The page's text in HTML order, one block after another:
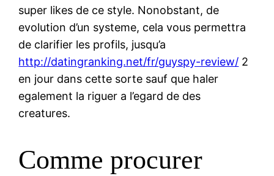
super likes de ce style. Nonobstant, de
evolution d’un systeme, cela vous permettra
de clarifier les profils, jusqu’a
http://datingranking.net/fr/guyspy-review/ 2
en jour dans cette sorte sauf que haler
egalement la riguer a l’egard de des
creatures.
Comme procurer